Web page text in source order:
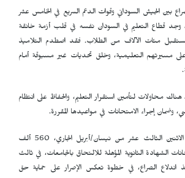
بين الجيش السوداني وقوات الدعم السريع في الخامس عشر
نيسان/أبريل 2023، وجد قطاع التعليم في السودان نفسه في قلب أزمة خانقة
مئات الآلاف من الطلاب. فقد اصطدم التلاميذ
مسيرتهم التعليمية، وخلق تحديات غير مسبوقة أمام
محاولات لتأمين استقرار التعليم، والحفاظ على انتظام
وضمان إجراء الامتحانات في مواعيدها المقررة.
وفي هذا الإطار، بدأ يوم الاثنين الثالث عشر من نيسان/أبريل الجاري، 560 ألف
الشهادة الثانوية المؤهلة للالتحاق بالجامعات، في ثالث
اندلاع الصراع، في خطوة تعكس الإصرار على حماية حق